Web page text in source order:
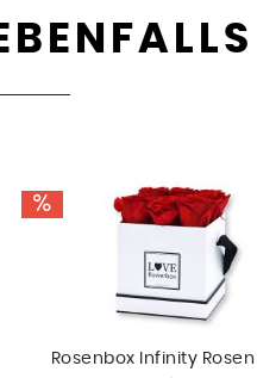
Rosenbox Infinity Rosen